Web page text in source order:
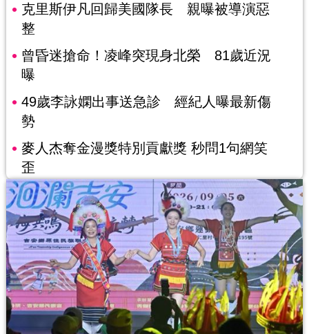
克里斯伊凡回歸美國隊長 親曝被導演惡
整
曾昏迷搶命！凌峰突現身北榮 81歲近況
曝
49歲李詠嫻出事送急診 經紀人曝最新傷
勢
麥人杰奪金漫獎特別貢獻獎 秒問1句網笑
歪